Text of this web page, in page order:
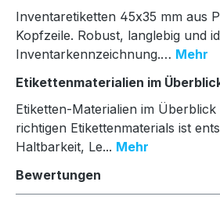
Inventaretiketten 45x35 mm aus
Kopfzeile. Robust, langlebig und
Inventarkennzeichnung.… Mehr
Etikettenmaterialien im
Etiketten-Materialien im Überblick
richtigen Etikettenmaterials ist
Haltbarkeit, Le... Mehr
Bewertungen